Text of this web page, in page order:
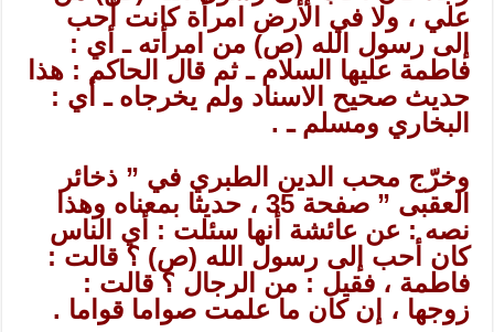
علي ، ولا في الأرض امرأة كانت أحب
إلى رسول الله (ص) من امرأته ـ أي :
فاطمة عليها السلام ـ ثم قال الحاكم : هذا
حديث صحيح الاسناد ولم يخرجاه ـ أي :
البخاري ومسلم ـ .
وخرّج محب الدين الطبري في ” ذخائر
العقبى ” صفحة 35 ، حديثا بمعناه وهذا
نصه : عن عائشة أنها سئلت : أي الناس
كان أحب إلى رسول الله (ص) ؟ قالت :
فاطمة ، فقيل : من الرجال ؟ قالت :
زوجها ، إن كان ما علمت صواما قواما .